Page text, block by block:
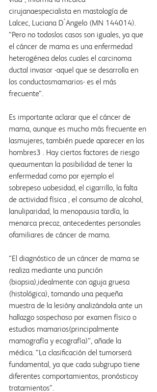
cirujanaespecialista en mastología de
Lalcec, Luciana D´Angelo (MN 144014).
“Pero no todoslos casos son iguales, ya que
el cáncer de mama es una enfermedad
heterogénea delos cuales el carcinoma
ductal invasor -aquel que se desarrolla en
los conductosmamarios- es el más
frecuente”.
Es importante aclarar que el cáncer de
mama, aunque es mucho más frecuente en
lasmujeres, también puede aparecer en los
hombres3 . Hay ciertos factores de riesgo
queaumentan la posibilidad de tener la
enfermedad como por ejemplo el
sobrepeso uobesidad, el cigarrillo, la falta
de actividad física , el consumo de alcohol,
lanuliparidad, la menopausia tardía, la
menarca precoz, antecedentes personales
ofamiliares de cáncer de mama.
“El diagnóstico de un cáncer de mama se
realiza mediante una punción
(biopsia),idealmente con aguja gruesa
(histológica), tomando una pequeña
muestra de la lesióny analizándola ante un
hallazgo sospechoso por examen físico o
estudios mamarios(principalmente
mamografía y ecografía)”, añade la
médica. “La clasificación del tumorserá
fundamental, ya que cada subgrupo tiene
diferentes comportamientos, pronósticoy
tratamientos”.